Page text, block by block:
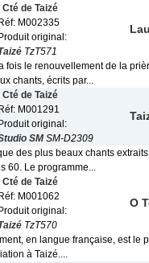
Cté de Taizé
Réf: M002335
Produit original:
TzT571
fois le renouvellement de la
chants, écrits par...
Cté de Taizé
Réf: M001291
Produit original:
SM SM-D2309
des plus beaux chants
60. Le programme...
Cté de Taizé
Réf: M001062
Produit original:
TzT570
O
en langue française, est le
à Taizé....